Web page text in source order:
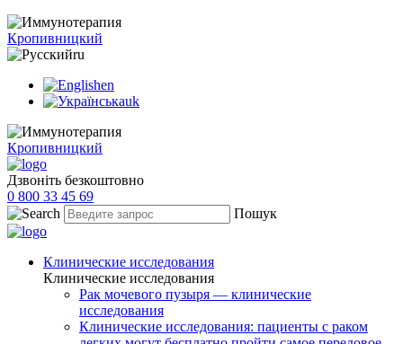
Кропивницкий
ru
en
uk
Кропивницкий
Дзвоніть безкоштовно
0 800 33 45 69
Пошук
Клинические исследования
Клинические исследования
Рак мочевого пузыря — клинические
исследования
Клинические исследования: пациенты с раком